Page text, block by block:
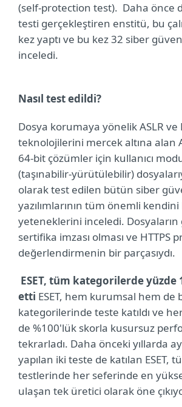
(self-protection test). Daha önce
testi gerçekleştiren enstitü, bu
kez yaptı ve bu kez 32 siber
inceledi.
Nasıl test edildi?
Dosya korumaya yönelikASLR ve
teknolojilerini mercek altına alan
64-bit çözümler için kullanıcı
(taşınabilir-yürütülebilir)
olarak test edilen bütün siber
yazılımlarının tüm önemli
yeteneklerini inceledi. Dosyaların
sertifika imzası olması ve HTTPS
değerlendirmenin bir parçasıydı.
ESET, tüm kategorilerde yüzde
etti ESET, hem kurumsal hem de
kategorilerinde teste katıldı ve
de %100'lük skorla kusursuz
tekrarladı. Daha önceki yıllarda
yapılan iki teste de katılan ESET,
testlerinde her seferinde en
ulaşan tek üretici olarak öne